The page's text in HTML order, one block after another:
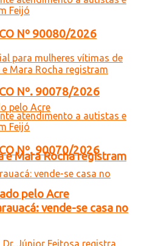
e Mara Rocha registram
pelo Acre
Nº 90080/2026
Nº. 90078/2026
Nº. 90070/2026
vende-se casa no